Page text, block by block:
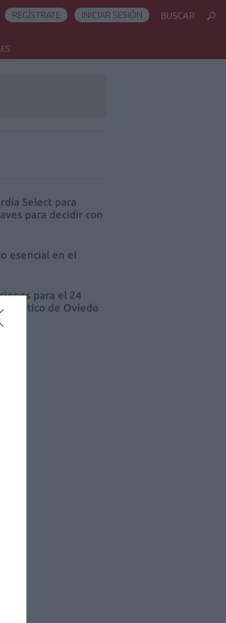
REGÍSTRATE INICIAR SESIÓN BUSCAR
Select para
para decidir con
esencial en el
para el 24
de Oviedo